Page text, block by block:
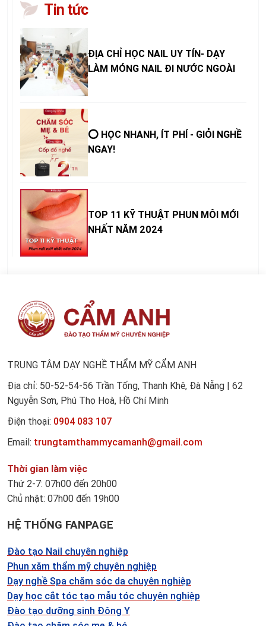
Tin tức
ĐỊA CHỈ HỌC NAIL UY TÍN- DẠY
LÀM MÓNG NAIL ĐI NƯỚC NGOÀI
⭕ HỌC NHANH, ÍT PHÍ - GIỎI NGHỀ
NGAY!
TOP 11 KỸ THUẬT PHUN MÔI MỚI
NHẤT NĂM 2024
TRUNG TÂM DẠY NGHỀ THẨM MỸ CẨM ANH
Địa chỉ: 50-52-54-56 Trần Tống, Thanh Khê, Đà Nẵng | 62
Nguyễn Sơn, Phú Thọ Hoà, Hồ Chí Minh
Điện thoại: 0904 083 107
Email: trungtamthammycamanh@gmail.com
Thời gian làm việc
Thứ 2-7: 07h00 đến 20h00
Chủ nhật: 07h00 đến 19h00
HỆ THỐNG FANPAGE
Đào tạo Nail chuyên nghiệp
Phun xăm thẩm mỹ chuyên nghiệp
Dạy nghề Spa chăm sóc da chuyên nghiệp
Dạy học cắt tóc tạo mẫu tóc chuyên nghiệp
Đào tạo dưỡng sinh Đông Y